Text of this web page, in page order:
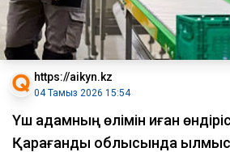
https://aikyn.kz
04 Тамыз 2026 15:54
Үш адамның өлімін қиған
Қарағанды облысында